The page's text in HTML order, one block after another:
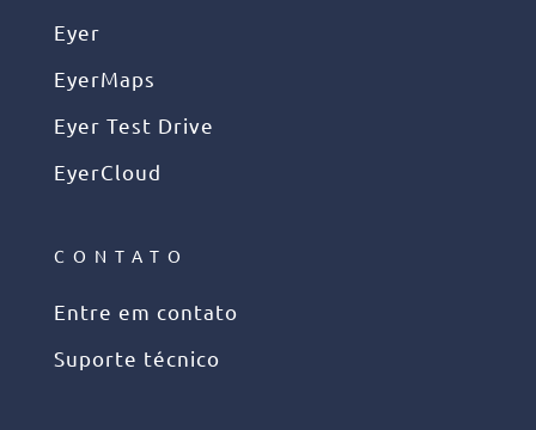
Eyer
EyerMaps
Eyer Test Drive
EyerCloud
CONTATO
Entre em contato
Suporte técnico